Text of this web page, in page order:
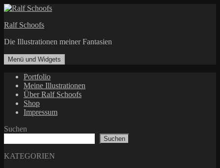
Zum
springen
Ralf Schoofs
Die Illustrationen meiner Fantasien
Menü und Widgets
Portfolio
Meine Illustrationen
Über Ralf Schoofs
Shop
Impressum
Suchen
Suchen
KATEGORIEN